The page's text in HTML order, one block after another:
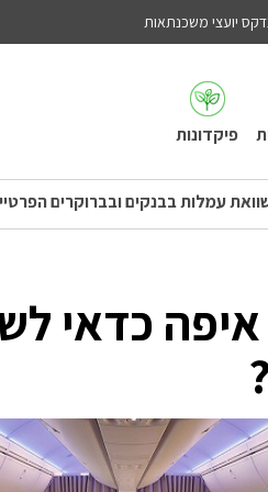
יועצי משכנתאות
פיקדונות
עמלות בבנקים ובברוקרים
כדאי